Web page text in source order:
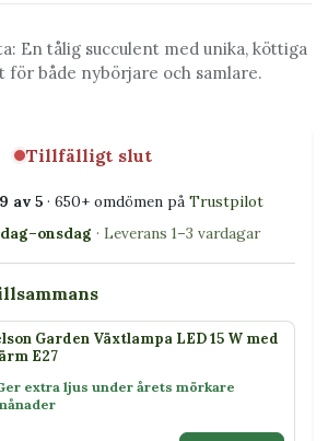
En tålig succulent med unika, köttiga
för både nybörjare och samlare.
Tillfälligt slut
av 5· 650+ omdömen på Trustpilot
· Leverans 1–3 vardagar
Garden Växtlampa LED 15 W med
E27
extra ljus under årets mörkare